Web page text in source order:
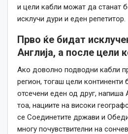
и цели кабли можат да станат
исклучи дури и еден репетитор.
Прво ќе бидат
Англија, а после цели
Ако доволно подводни кабли
регион, тогаш цели
отсечени еден од друг, напиша
тоа, нациите на високи
се Соединетите држави и
многу почувствителни на